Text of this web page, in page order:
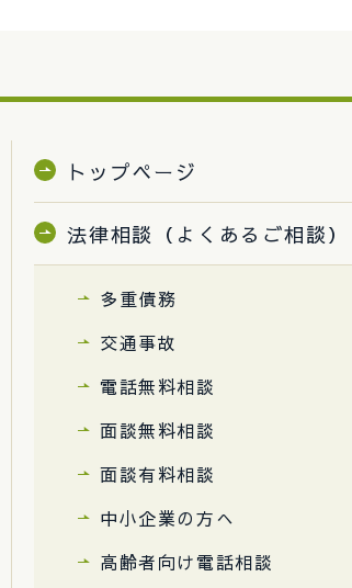
トップページ
法律相談（よくあるご相談）
多重債務
交通事故
電話無料相談
面談無料相談
面談有料相談
中小企業の方へ
高齢者向け電話相談